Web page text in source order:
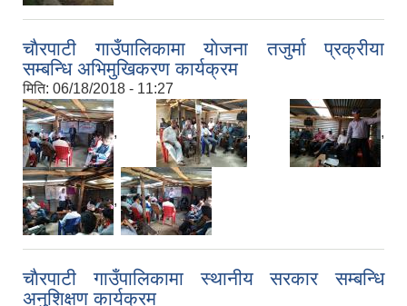
चाैरपाटी गाउँपालिकामा याेजना तजुर्मा प्रक्रीया
सम्बन्धि अभिमुखिकरण कार्यक्रम
मिति: 06/18/2018 - 11:27
, , ,
,
चाैरपाटी गाउँपालिकामा स्थानीय सरकार सम्बन्धि
अनुशिक्षण कार्यक्रम